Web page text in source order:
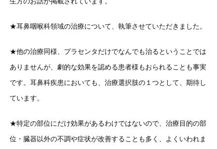
★耳鼻咽喉科領域の治療について、執筆させていただきました。
★他の治療同様、プラセンタだけでなんでも治るということでは
ありませんが、劇的な効果を認める患者様もおられることも事実
です。耳鼻科疾患においても、治療選択肢の１つとして、期待し
ています。
★特定の部位にだけ効果があるわけではないので、治療目的の部
位・臓器以外の不調や症状が改善することも多く、よくいわれま